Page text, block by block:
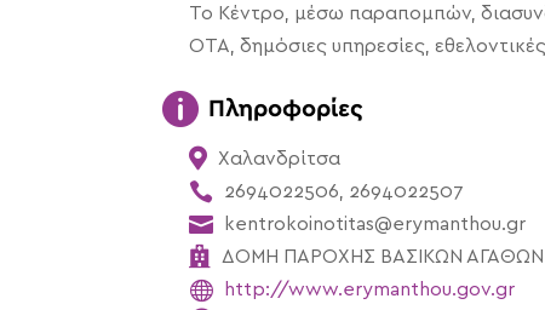
Το Κέντρο, μέσω παραπομπών,
ΟΤΑ, δημόσιες υπηρεσίες,
 Πληροφορίες
 Χαλανδρίτσα
 2694022506, 2694022507
 kentrokoinotitas@erymanthou.gr
 ΔΟΜΗ ΠΑΡΟΧΗΣ ΒΑΣΙΚΩΝ ΑΓΑΘΩΝ
 http://www.erymanthou.gov.gr